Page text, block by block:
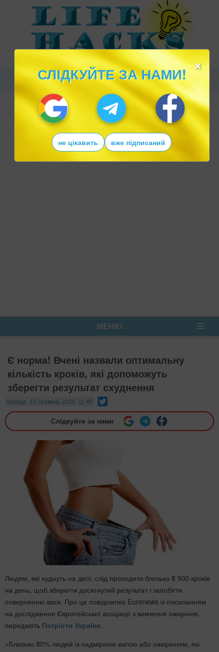
МЕНЮ
Є норма! Вчені назвали оптимальну
кількість кроків, які допоможуть
зберегти результат схуднення
середа, 13 травень 2026, 11:45
Слідкуйте за нами
Людям, які худнуть на дієті, слід проходити близько 8 500 кроків
на день, щоб зберегти досягнутий результат і запобігти
поверненню ваги. Про це повідомляє Euronews із посиланням
на дослідження Європейської асоціації з вивчення ожиріння,
передають Патріоти України.
«Близько 80% людей із надмірною вагою або ожирінням, які
×
СЛІДКУЙТЕ ЗА НАМИ!
не цікавить вже підписаний